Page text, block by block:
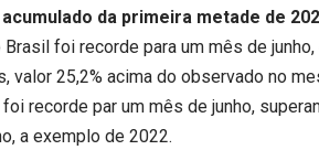
da primeira metade de
foi recorde para um mês de
valor 25,2% acima do observado no
recorde par um mês de junho,
a exemplo de 2022.